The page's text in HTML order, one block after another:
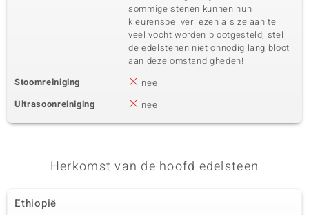
sommige stenen kunnen hun
kleurenspel verliezen als ze aan te
veel vocht worden blootgesteld; stel
de edelstenen niet onnodig lang bloot
aan deze omstandigheden!
Stoomreiniging
nee
Ultrasoonreiniging
nee
Herkomst van de hoofd edelsteen
Ethiopië